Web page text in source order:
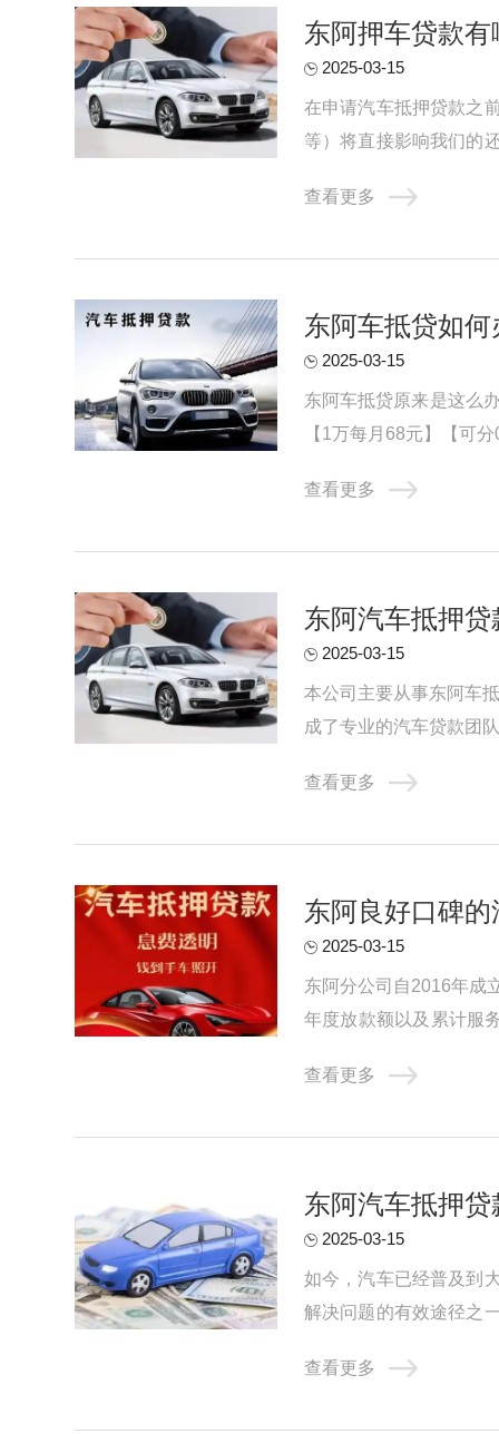
东阿押车贷款
2025-03-15
在申请汽车抵押贷款之
等）将直接影响我们的
查看更多
东阿车抵贷如
2025-03-15
东阿车抵贷原来是这么
【1万每月68元】【可
查看更多
东阿汽车抵押
2025-03-15
本公司主要从事东阿车
成了专业的汽车贷款团
查看更多
东阿良好口碑
2025-03-15
东阿分公司自2016年成
年度放款额以及累计服
查看更多
东阿汽车抵押
2025-03-15
如今，汽车已经普及到
解决问题的有效途径之
查看更多